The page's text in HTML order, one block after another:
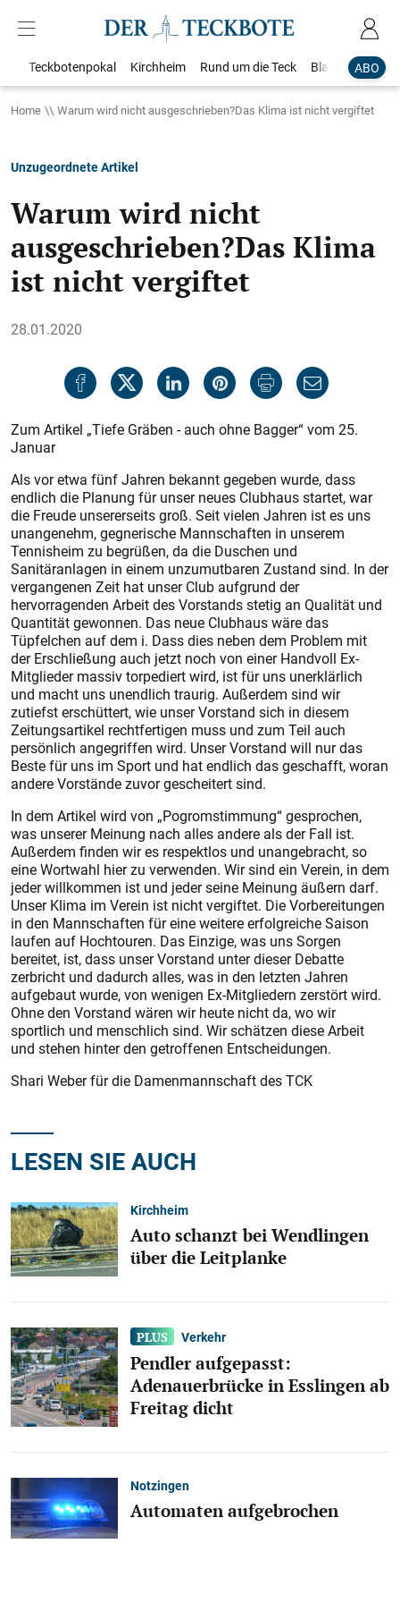
ABO
Teckbotenpokal Kirchheim Rund um die Teck Blaulicht
Home Warum wird nicht ausgeschrieben?Das Klima ist nicht vergiftet
Unzugeordnete Artikel
Warum wird nicht
ausgeschrieben?Das Klima
ist nicht vergiftet
28.01.2020
Zum Artikel „Tiefe Gräben - auch ohne Bagger“ vom 25.
Januar
Als vor etwa fünf Jahren bekannt gegeben wurde, dass
endlich die Planung für unser neues Clubhaus startet, war
die Freude unsererseits groß. Seit vielen Jahren ist es uns
unangenehm, gegnerische Mannschaften in unserem
Tennisheim zu begrüßen, da die Duschen und
Sanitäranlagen in einem unzumutbaren Zustand sind. In der
vergangenen Zeit hat unser Club aufgrund der
hervorragenden Arbeit des Vorstands stetig an Qualität und
Quantität gewonnen. Das neue Clubhaus wäre das
Tüpfelchen auf dem i. Dass dies neben dem Problem mit
der Erschließung auch jetzt noch von einer Handvoll Ex-
Mitglieder massiv torpediert wird, ist für uns unerklärlich
und macht uns unendlich traurig. Außerdem sind wir
zutiefst erschüttert, wie unser Vorstand sich in diesem
Zeitungsartikel rechtfertigen muss und zum Teil auch
persönlich angegriffen wird. Unser Vorstand will nur das
Beste für uns im Sport und hat endlich das geschafft, woran
andere Vorstände zuvor gescheitert sind.
In dem Artikel wird von „Pogromstimmung“ gesprochen,
was unserer Meinung nach alles andere als der Fall ist.
Außerdem finden wir es respektlos und unangebracht, so
eine Wortwahl hier zu verwenden. Wir sind ein Verein, in dem
jeder willkommen ist und jeder seine Meinung äußern darf.
Unser Klima im Verein ist nicht vergiftet. Die Vorbereitungen
in den Mannschaften für eine weitere erfolgreiche Saison
laufen auf Hochtouren. Das Einzige, was uns Sorgen
bereitet, ist, dass unser Vorstand unter dieser Debatte
zerbricht und dadurch alles, was in den letzten Jahren
aufgebaut wurde, von wenigen Ex-Mitgliedern zerstört wird.
Ohne den Vorstand wären wir heute nicht da, wo wir
sportlich und menschlich sind. Wir schätzen diese Arbeit
und stehen hinter den getroffenen Entscheidungen.
Shari Weber für die Damenmannschaft des TCK
LESEN SIE AUCH
Kirchheim
Auto schanzt bei Wendlingen
über die Leitplanke
Verkehr
Pendler aufgepasst:
Adenauerbrücke in Esslingen ab
Freitag dicht
Notzingen
Automaten aufgebrochen